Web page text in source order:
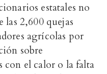
estatales no
2,600 quejas
agrícolas por
sobre
con el calor o la falta